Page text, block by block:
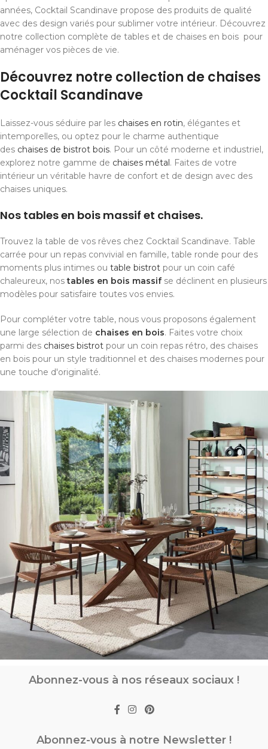
années, Cocktail Scandinave propose des produits de qualité
avec des design variés pour sublimer votre intérieur. Découvrez
notre collection complète de tables et de chaises en bois pour
aménager vos pièces de vie.
Découvrez notre collection de chaises
Cocktail Scandinave
Laissez-vous séduire par les chaises en rotin, élégantes et
intemporelles, ou optez pour le charme authentique
des chaises de bistrot bois. Pour un côté moderne et industriel,
explorez notre gamme de chaises métal. Faites de votre
intérieur un véritable havre de confort et de design avec des
chaises uniques.
Nos tables en bois massif et chaises.
Trouvez la table de vos rêves chez Cocktail Scandinave. Table
carrée pour un repas convivial en famille, table ronde pour des
moments plus intimes ou table bistrot pour un coin café
chaleureux, nostables en bois massifse déclinent en plusieurs
modèles pour satisfaire toutes vos envies.
Pour compléter votre table, nous vous proposons également
une large sélection de chaises en bois. Faites votre choix
parmi des chaises bistrot pour un coin repas rétro, des chaises
en bois pour un style traditionnel et des chaises modernes pour
une touche d'originalité.
Abonnez-vous à nos réseaux sociaux !
Abonnez-vous à notre Newsletter !